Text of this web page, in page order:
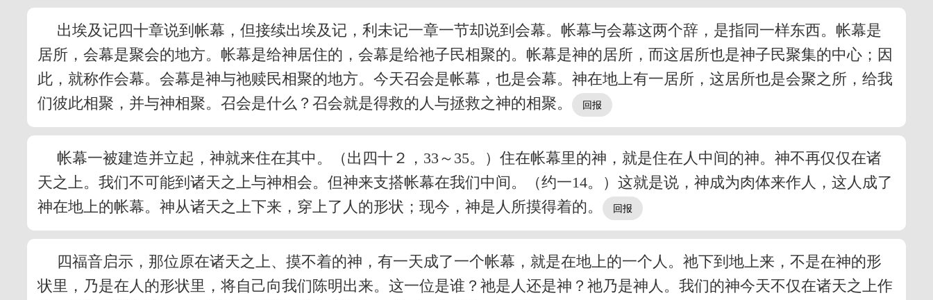
出埃及记四十章说到帐幕，但接续出埃及记，利未记一章一节却说到会幕。帐幕与会幕这两个辞，是指同一样东西。帐幕是
居所，会幕是聚会的地方。帐幕是给神居住的，会幕是给祂子民相聚的。帐幕是神的居所，而这居所也是神子民聚集的中心；因
此，就称作会幕。会幕是神与祂赎民相聚的地方。今天召会是帐幕，也是会幕。神在地上有一居所，这居所也是会聚之所，给我
们彼此相聚，并与神相聚。召会是什么？召会就是得救的人与拯救之神的相聚。
帐幕一被建造并立起，神就来住在其中。（出四十２，33～35。）住在帐幕里的神，就是住在人中间的神。神不再仅仅在诸
天之上。我们不可能到诸天之上与神相会。但神来支搭帐幕在我们中间。（约一14。）这就是说，神成为肉体来作人，这人成了
神在地上的帐幕。神从诸天之上下来，穿上了人的形状；现今，神是人所摸得着的。
四福音启示，那位原在诸天之上、摸不着的神，有一天成了一个帐幕，就是在地上的一个人。祂下到地上来，不是在神的形
状里，乃是在人的形状里，将自己向我们陈明出来。这一位是谁？祂是人还是神？祂乃是神人。我们的神今天不仅在诸天之上作